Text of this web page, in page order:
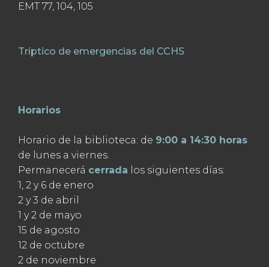
EMT 77, 104, 105
Tríptico de emergencias del CCHS
Horarios
Horario de la biblioteca: de 9:00 a 14:30 horas
de lunes a viernes.
Permanecerá cerrada los siguientes días:
1, 2 y 6 de enero
2 y 3 de abril
1 y 2 de mayo
15 de agosto
12 de octubre
2 de noviembre